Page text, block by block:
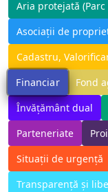
Aria protejată
Asociații de
Cadastru,
Financiar Fond
Învățământ dual
Parteneriate
Situații de urgență
Transparență și